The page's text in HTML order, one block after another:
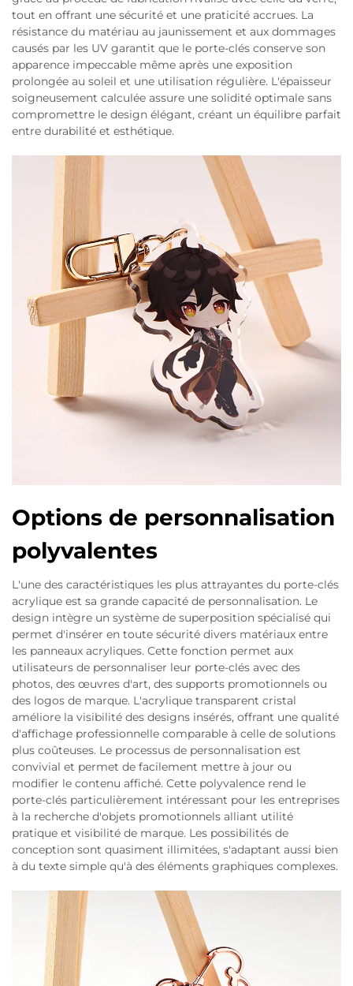
tout en offrant une sécurité et une praticité accrues. La
résistance du matériau au jaunissement et aux dommages
causés par les UV garantit que le porte-clés conserve son
apparence impeccable même après une exposition
prolongée au soleil et une utilisation régulière. L'épaisseur
soigneusement calculée assure une solidité optimale sans
compromettre le design élégant, créant un équilibre parfait
entre durabilité et esthétique.
Options de personnalisation
polyvalentes
L'une des caractéristiques les plus attrayantes du porte-clés
acrylique est sa grande capacité de personnalisation. Le
design intègre un système de superposition spécialisé qui
permet d'insérer en toute sécurité divers matériaux entre
les panneaux acryliques. Cette fonction permet aux
utilisateurs de personnaliser leur porte-clés avec des
photos, des œuvres d'art, des supports promotionnels ou
des logos de marque. L'acrylique transparent cristal
améliore la visibilité des designs insérés, offrant une qualité
d'affichage professionnelle comparable à celle de solutions
plus coûteuses. Le processus de personnalisation est
convivial et permet de facilement mettre à jour ou
modifier le contenu affiché. Cette polyvalence rend le
porte-clés particulièrement intéressant pour les entreprises
à la recherche d'objets promotionnels alliant utilité
pratique et visibilité de marque. Les possibilités de
conception sont quasiment illimitées, s'adaptant aussi bien
à du texte simple qu'à des éléments graphiques complexes.